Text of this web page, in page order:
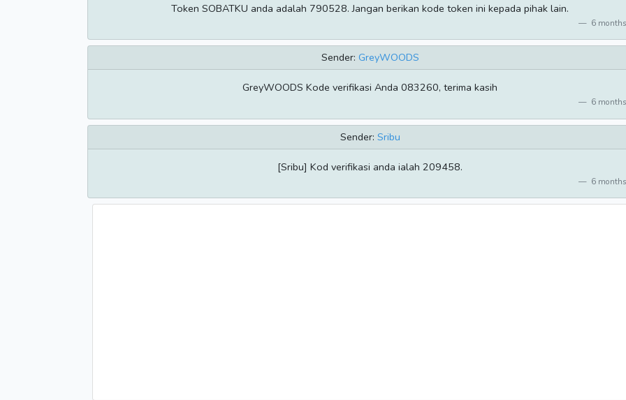
Token SOBATKU anda adalah 790528. Jangan berikan kode token ini kepada pihak lain.
6
Sender: GreyWOODS
GreyWOODS Kode verifikasi Anda 083260, terima kasih
6
Sender: Sribu
[Sribu] Kod verifikasi anda ialah 209458.
6